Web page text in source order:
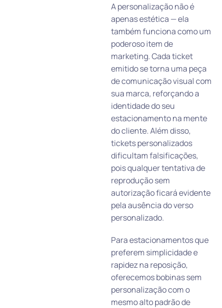
A personalização não é
apenas estética — ela
também funciona como um
poderoso item de
marketing. Cada ticket
emitido se torna uma peça
de comunicação visual com
sua marca, reforçando a
identidade do seu
estacionamento na mente
do cliente. Além disso,
tickets personalizados
dificultam falsificações,
pois qualquer tentativa de
reprodução sem
autorização ficará evidente
pela ausência do verso
personalizado.
Para estacionamentos que
preferem simplicidade e
rapidez na reposição,
oferecemos bobinas sem
personalização com o
mesmo alto padrão de